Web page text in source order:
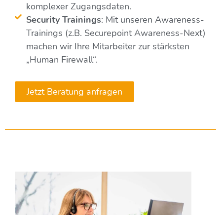
komplexer Zugangsdaten.
Security Trainings: Mit unseren Awareness-
Trainings (z.B. Securepoint Awareness-Next)
machen wir Ihre Mitarbeiter zur stärksten
„Human Firewall“.
Jetzt Beratung anfragen